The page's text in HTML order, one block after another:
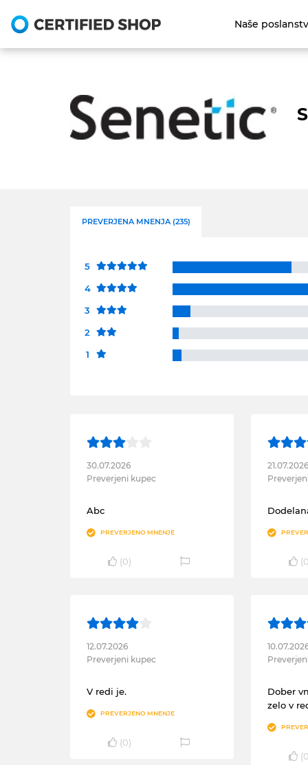
Naše
PREVERJENA MNENJA (235)
5
4
3
2
1
30.07.2026
Preverjeni kupec
Abc
PREVERJENO MNENJE
(0)
21.07.2026
(0
12.07.2026
Preverjeni kupec
V redi je.
PREVERJENO MNENJE
(0)
Dober
zelo v
(0